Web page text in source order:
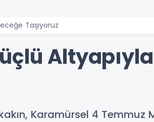
Taşıyoruz
Karamürsel 4 Temmuz